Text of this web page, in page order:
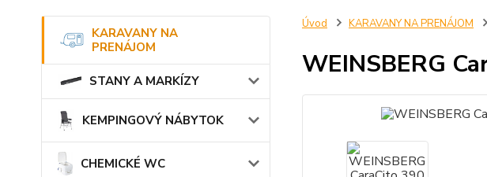
KARAVANY NA
PRENÁJOM
STANY A MARKÍZY
KEMPINGOVÝ NÁBYTOK
CHEMICKÉ WC
Úvod KARAVANY NA PRENÁJOM
WEINSBERG